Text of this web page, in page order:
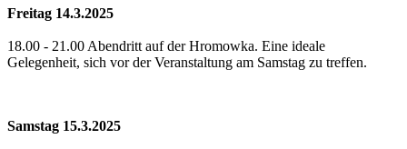
Freitag 14.3.2025
18.00 - 21.00 Abendritt auf der Hromowka. Eine ideale
Gelegenheit, sich vor der Veranstaltung am Samstag zu treffen.
Samstag 15.3.2025